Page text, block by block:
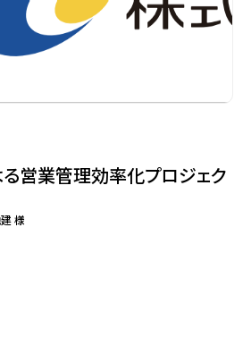
営業管理効率化プロジェク
様